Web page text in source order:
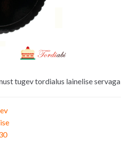
tugev tordialus lainelise servaga